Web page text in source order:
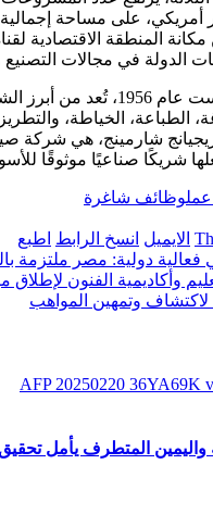
من مكانة المنطقة
الدولة في مجالات التصنيع
الجدير بالذكر أن مجموعة
الطباعة، الخياطة،
شارمينج، هي شركة
شريكًا صناعيًا موثوقًا
وظائف شاغرة
الايميل انسخ الرابط اطبع
فعالية دولية: مصر ملتزمة
لاكتشاف وتمهين المواهب
واليمين المتطرف يأمل